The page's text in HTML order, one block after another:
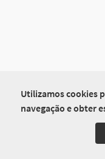
Utilizamos cookies
navegação e obter